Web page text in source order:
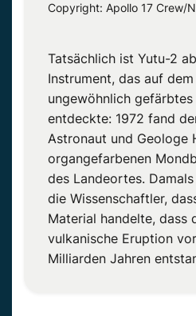
Copyright: Apollo 17 Crew/
Tatsächlich ist Yutu-2
Instrument, das auf
ungewöhnlich
entdeckte: 1972 fand
Astronaut und Geologe
organgefarbenen
des Landeortes.
die Wissenschaftler,
Material handelte, dass
vulkanische Eruption
Milliarden Jahren